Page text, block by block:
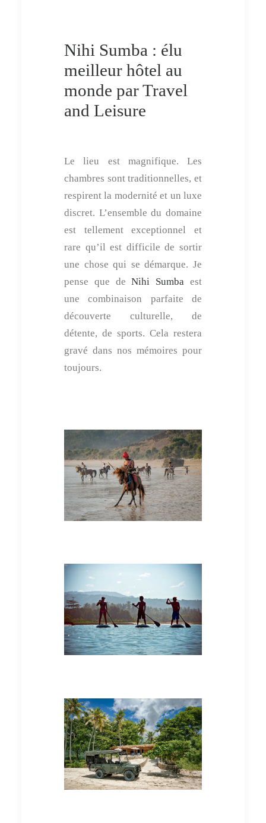
Nihi Sumba : élu
meilleur hôtel au
monde par Travel
and Leisure
Le lieu est magnifique. Les
chambres sont traditionnelles, et
respirent la modernité et un luxe
discret. L’ensemble du domaine
est tellement exceptionnel et
rare qu’il est difficile de sortir
une chose qui se démarque. Je
pense que deNihi Sumba est
une combinaison parfaite de
découverte culturelle, de
détente, de sports. Cela restera
gravé dans nos mémoires pour
toujours.